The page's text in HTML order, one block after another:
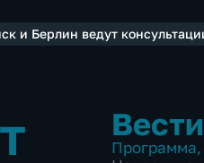
и Берлин ведут
Программа,